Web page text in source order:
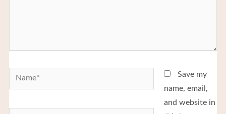
Save my
name, email,
and website in